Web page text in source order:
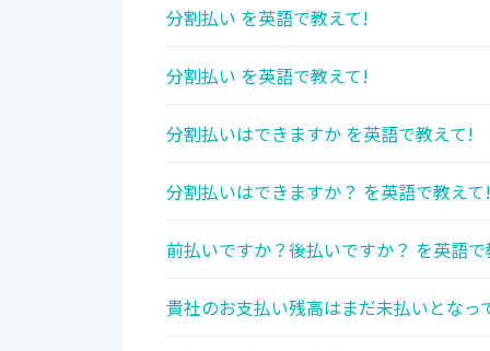
分割払い を英語で教えて!
分割払い を英語で教えて!
分割払いはできますか を英語で教えて!
分割払いはできますか？ を英語で教えて!
前払いですか？後払いですか？ を英語
貴社のお支払い残高はまだ未払いとな